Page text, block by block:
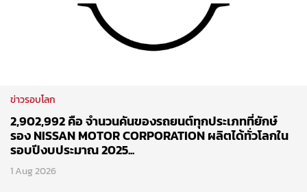
ข่าวรอบโลก
2,902,992 คือ จำนวนคันของรถยนต์ทุกประเภทที่ยักษ์
รอง NISSAN MOTOR CORPORATION ผลิตได้ทั่วโลกใน
รอบปีงบประมาณ 2025...
1 Aug 2026